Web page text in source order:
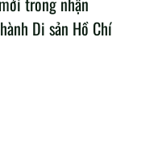
Di sản Hồ Chí